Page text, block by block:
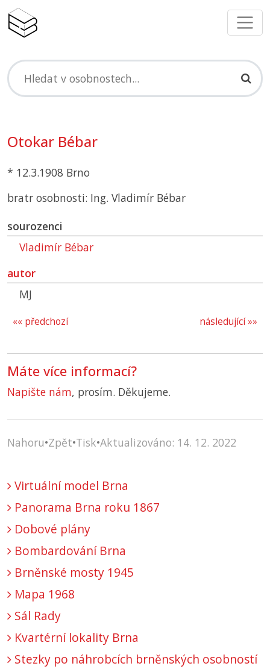
Otokar Bébar
* 12.3.1908 Brno
bratr osobnosti: Ing. Vladimír Bébar
sourozenci
Vladimír Bébar
autor
MJ
následující »»
«« předchozí
Máte více informací?
Napište nám, prosím. Děkujeme.
Nahoru•Zpět•Tisk•Aktualizováno: 14. 12. 2022
Virtuální model Brna
Panorama Brna roku 1867
Dobové plány
Bombardování Brna
Brněnské mosty 1945
Mapa 1968
Sál Rady
Kvartérní lokality Brna
Stezky po náhrobcích brněnských osobností